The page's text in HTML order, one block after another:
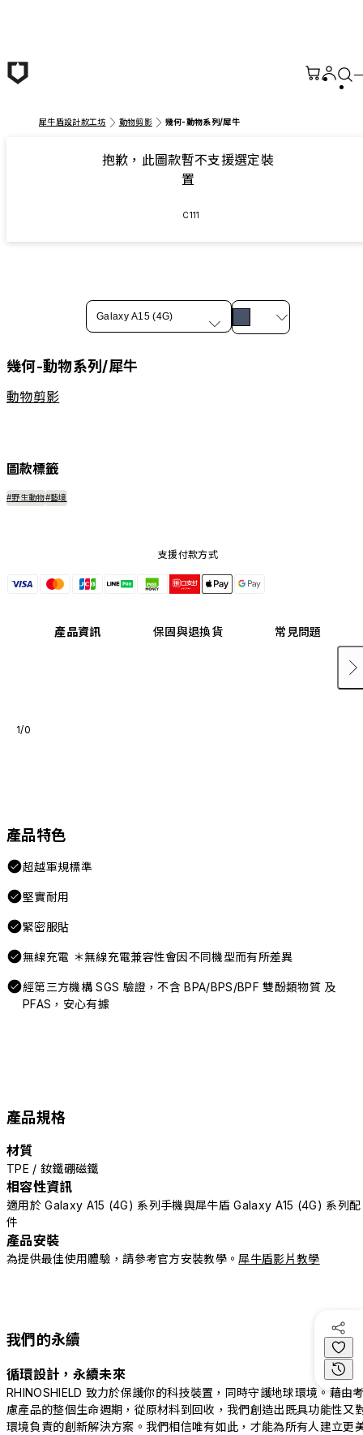
犀牛盾設計款工坊 動物剪影 幾何-動物系列/犀牛
抱歉，此圖款暫不支援選定裝
置
C111
Galaxy A15 (4G)
幾何-動物系列/犀牛
動物剪影
圖款標籤
#野生動物#藝境
支援付款方式
產品資訊 保固與退換貨 常見問題
1/0
產品特色
超越軍規標準
堅實耐用
緊密服貼
無線充電 ＊無線充電兼容性會因不同機型而有所差異
經第三方機構 SGS 驗證，不含 BPA/BPS/BPF 雙酚類物質 及
PFAS，安心有據
產品規格
材質
TPE / 釹鐵硼磁鐵
相容性資訊
適用於 Galaxy A15 (4G) 系列手機與犀牛盾 Galaxy A15 (4G) 系列配
件
產品安裝
為提供最佳使用體驗，請參考官方安裝教學。 犀牛盾影片教學
我們的永續
循環設計，永續未來
RHINOSHIELD 致力於保護你的科技裝置，同時守護地球環境。藉由
慮產品的整個生命週期，從原材料到回收，我們創造出既具功能性又
環境負責的創新解決方案。我們相信唯有如此，才能為所有人建立更